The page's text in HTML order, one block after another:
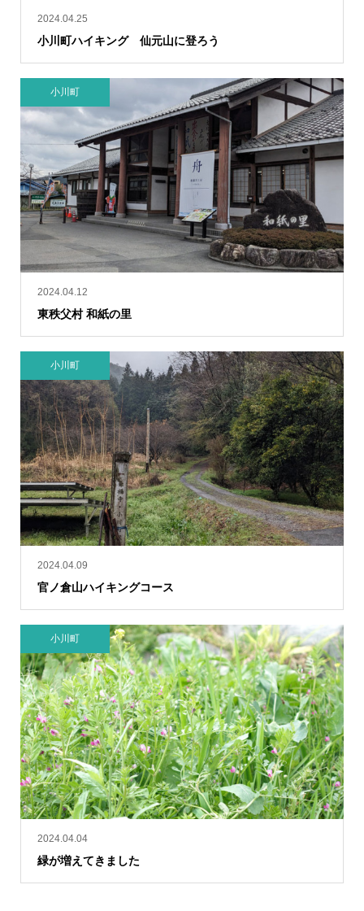
2024.04.25
小川町ハイキング 仙元山に登ろう
2024.04.12
東秩父村 和紙の里
小川町
2024.04.09
官ノ倉山ハイキングコース
小川町
2024.04.04
緑が増えてきました
小川町